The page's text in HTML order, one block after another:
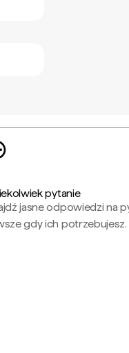
pytanie
jasne odpowiedzi na
gdy ich potrzebujesz.